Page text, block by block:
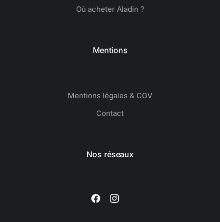
Où acheter Aladin ?
Mentions
Mentions légales & CGV
Contact
Nos réseaux